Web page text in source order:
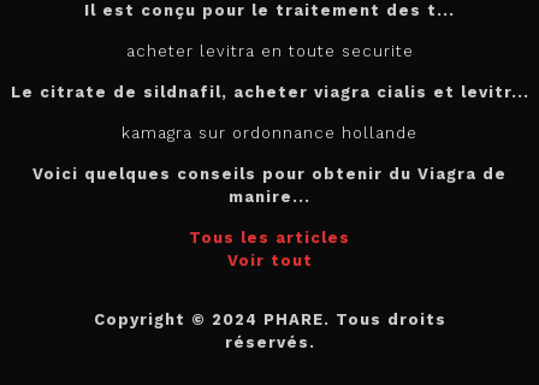
Il est conçu pour le traitement des t...
acheter levitra en toute securite
Le citrate de sildnafil, acheter viagra cialis et levitr...
kamagra sur ordonnance hollande
Voici quelques conseils pour obtenir du Viagra de
manire...
Tous les articles
Voir tout
Copyright © 2024 PHARE. Tous droits
réservés.